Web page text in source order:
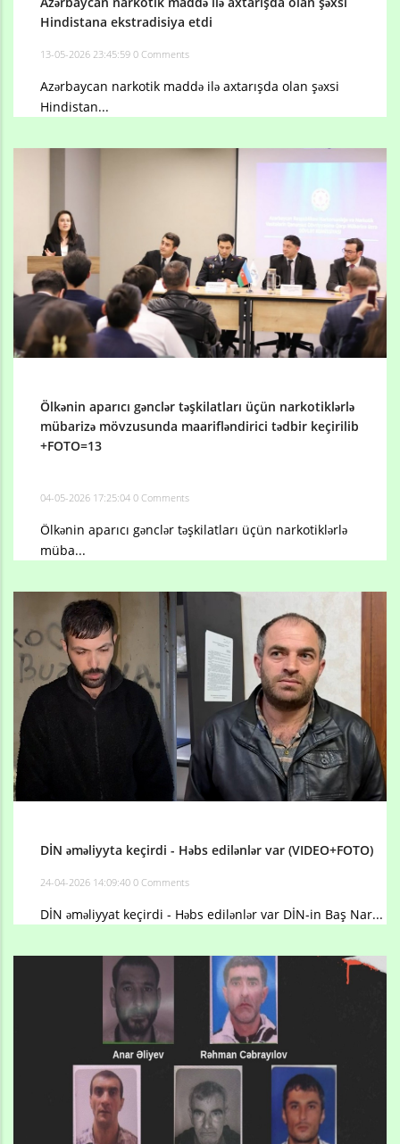
Hindistana ekstradisiya etdi
13-05-2026 23:45:59 0 Comments
Azərbaycan narkotik maddə ilə axtarışda olan şəxsi
Hindistan...
Ölkənin aparıcı gənclər təşkilatları üçün narkotiklərlə
mübarizə mövzusunda maarifləndirici tədbir keçirilib
+FOTO=13
04-05-2026 17:25:04 0 Comments
Ölkənin aparıcı gənclər təşkilatları üçün narkotiklərlə
müba...
DİN əməliyyta keçirdi - Həbs edilənlər var (VIDEO+FOTO)
24-04-2026 14:09:40 0 Comments
DİN əməliyyat keçirdi - Həbs edilənlər var DİN-in Baş Nar...